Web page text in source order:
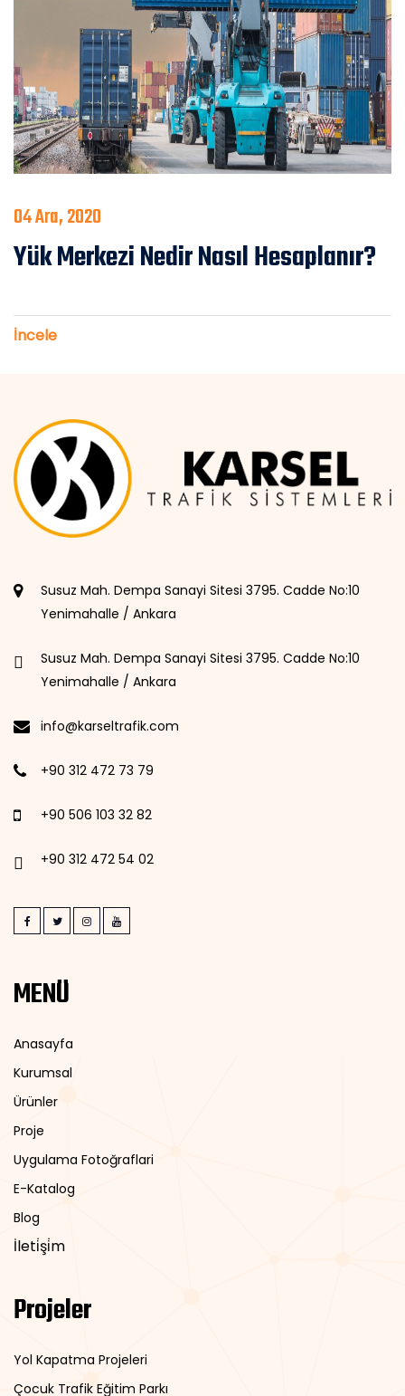
04 Ara, 2020
Yük Merkezi Nedir Nasıl Hesaplanır?
İncele
Susuz Mah. Dempa Sanayi Sitesi 3795. Cadde No:10
Yenimahalle / Ankara
Susuz Mah. Dempa Sanayi Sitesi 3795. Cadde No:10
Yenimahalle / Ankara
info@karseltrafik.com
+90 312 472 73 79
+90 506 103 32 82
+90 312 472 54 02
MENÜ
Anasayfa
Kurumsal
Ürünler
Proje
Uygulama Fotoğraflari
E-Katalog
Blog
İleti̇şi̇m
Projeler
Yol Kapatma Projeleri
Çocuk Trafik Eğitim Parkı